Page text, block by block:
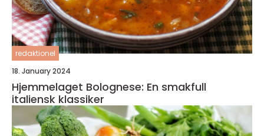
redaktionel
18. January 2024
Hjemmelaget Bolognese: En smakfull
italiensk klassiker